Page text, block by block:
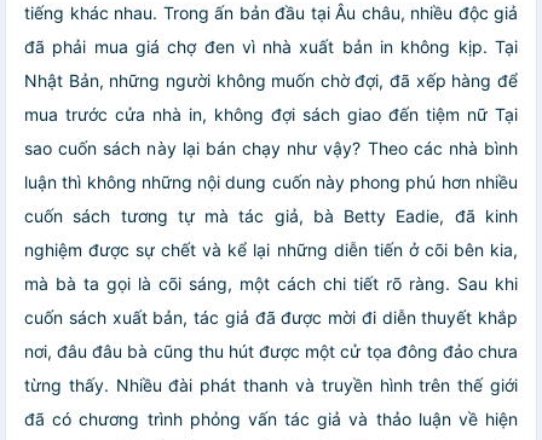
tiếng khác nhau. Trong ấn bản đầu tại Âu châu, nhiều độc giả
đã phải mua giá chợ đen vì nhà xuất bản in không kịp. Tại
Nhật Bản, những người không muốn chờ đợi, đã xếp hàng để
mua trước cửa nhà in, không đợi sách giao đến tiệm nữ Tại
sao cuốn sách này lại bán chạy như vậy? Theo các nhà bình
luận thì không những nội dung cuốn này phong phú hơn nhiều
cuốn sách tương tự mà tác giả, bà Betty Eadie, đã kinh
nghiệm được sự chết và kể lại những diễn tiến ở cõi bên kia,
mà bà ta gọi là cõi sáng, một cách chi tiết rõ ràng. Sau khi
cuốn sách xuất bản, tác giả đã được mời đi diễn thuyết khắp
nơi, đâu đâu bà cũng thu hút được một cử tọa đông đảo chưa
từng thấy. Nhiều đài phát thanh và truyền hình trên thế giới
đã có chương trình phỏng vấn tác giả và thảo luận về hiện